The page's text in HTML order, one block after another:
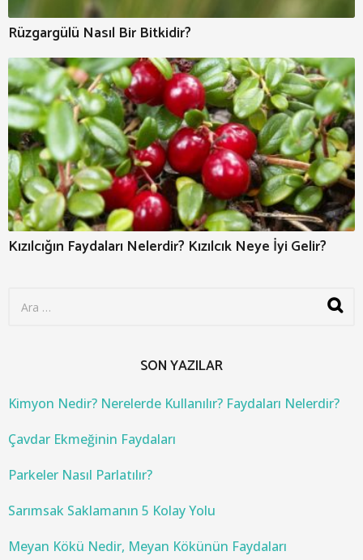
Rüzgargülü Nasıl Bir Bitkidir?
Kızılcığın Faydaları Nelerdir? Kızılcık Neye İyi Gelir?
o
:
SON YAZILAR
Kimyon Nedir? Nerelerde Kullanılır? Faydaları Nelerdir?
Çavdar Ekmeğinin Faydaları
Parkeler Nasıl Parlatılır?
Sarımsak Saklamanın 5 Kolay Yolu
Meyan Kökü Nedir, Meyan Kökünün Faydaları